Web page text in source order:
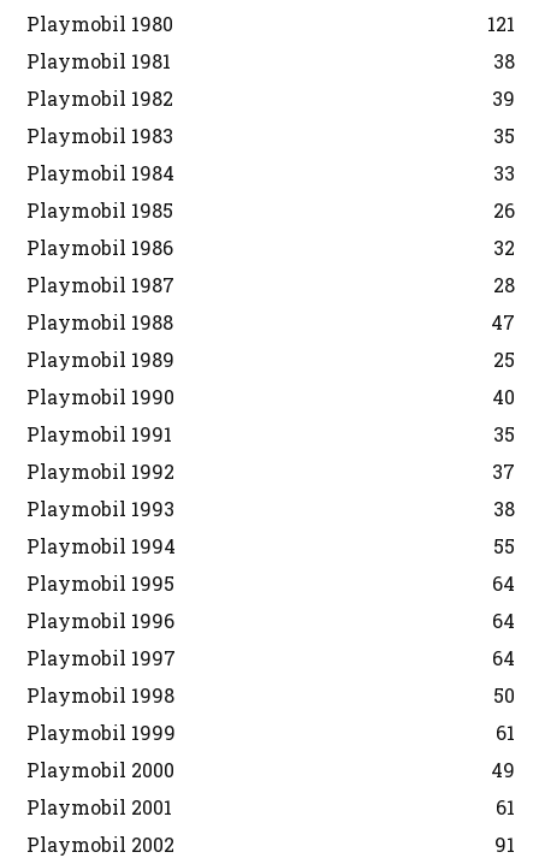
Playmobil 1980
121
Playmobil 1981
38
Playmobil 1982
39
Playmobil 1983
35
Playmobil 1984
33
Playmobil 1985
26
Playmobil 1986
32
Playmobil 1987
28
Playmobil 1988
47
Playmobil 1989
25
Playmobil 1990
40
Playmobil 1991
35
Playmobil 1992
37
Playmobil 1993
38
Playmobil 1994
55
Playmobil 1995
64
Playmobil 1996
64
Playmobil 1997
64
Playmobil 1998
50
Playmobil 1999
61
Playmobil 2000
49
Playmobil 2001
61
Playmobil 2002
91